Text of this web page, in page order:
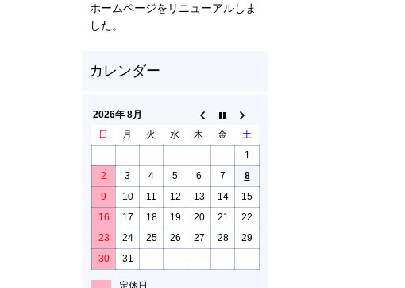
ホームページをリニューアルしま
した。
2026年 8月
日
月 火 水 木 金
土
1
2
3 4 5 6 7
8
9
10 11 12 13 14
15
16
17 18 19 20 21
22
23
24 25 26 27 28
29
30
31
定休日